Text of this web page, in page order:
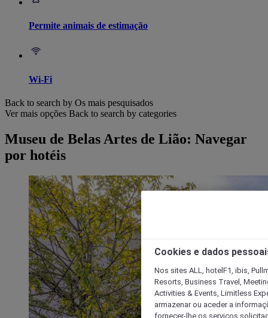
Permite animais de estimação
Wi-Fi
Back to search by Os mais pesquisados
Ver mais opções Back to search by categories
Museu de Belas Artes de Lião: Navegar
por hotéis
Cookies e dados
Nos sites ALL, hotelF1, ibis,
Resorts, Business Travel,
Activities & Events, Limitless
armazenar ou aceder a
fornecer-lhe os serviços